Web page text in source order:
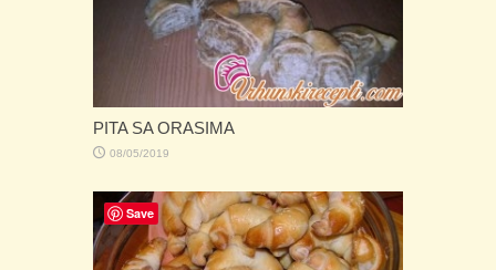
PITA SA ORASIMA
08/05/2019
Save